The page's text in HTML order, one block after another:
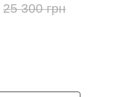
25 300 грн